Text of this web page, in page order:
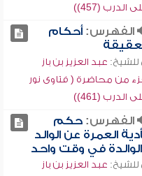
الدرب (457))
الفهرس:أحكام
للشيخ: عبد العزيز بن باز
من محاضرة ( فتاوى نور
الدرب (461))
الفهرس:حكم
العمرة عن الوالد
في وقت واحد
للشيخ: عبد العزيز بن باز